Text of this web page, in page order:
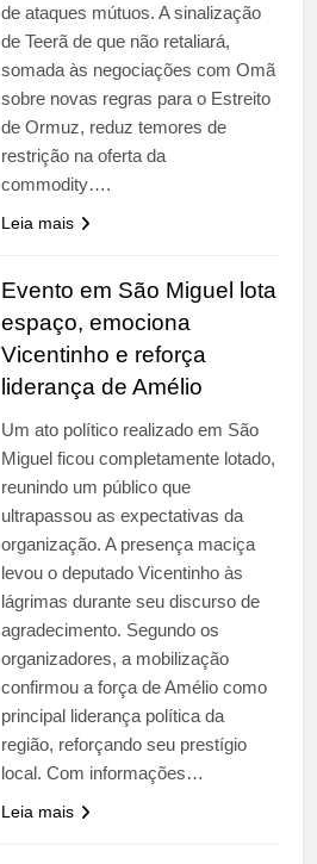
de ataques mútuos. A sinalização
de Teerã de que não retaliará,
somada às negociações com Omã
sobre novas regras para o Estreito
de Ormuz, reduz temores de
restrição na oferta da
commodity….
Leia mais
Evento em São Miguel lota
espaço, emociona
Vicentinho e reforça
liderança de Amélio
Um ato político realizado em São
Miguel ficou completamente lotado,
reunindo um público que
ultrapassou as expectativas da
organização. A presença maciça
levou o deputado Vicentinho às
lágrimas durante seu discurso de
agradecimento. Segundo os
organizadores, a mobilização
confirmou a força de Amélio como
principal liderança política da
região, reforçando seu prestígio
local. Com informações…
Leia mais